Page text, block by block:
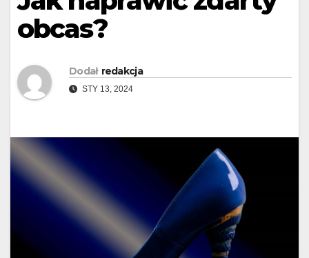
obcas?
Dodał redakcja
STY 13, 2024